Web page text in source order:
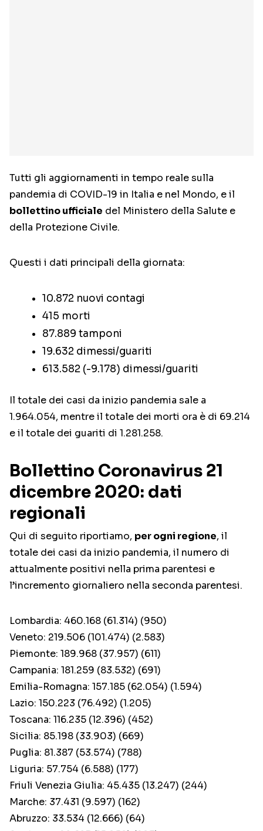
Tutti gli aggiornamenti in tempo reale sulla
pandemia di COVID-19 in Italia e nel Mondo, e il
bollettino ufficiale del Ministero della Salute e
della Protezione Civile.
Questi i dati principali della giornata:
10.872 nuovi contagi
415 morti
87.889 tamponi
19.632 dimessi/guariti
613.582 (-9.178) dimessi/guariti
Il totale dei casi da inizio pandemia sale a
1.964.054, mentre il totale dei morti ora è di 69.214
e il totale dei guariti di 1.281.258.
Bollettino Coronavirus 21
dicembre 2020: dati
regionali
Qui di seguito riportiamo, per ogni regione, il
totale dei casi da inizio pandemia, il numero di
attualmente positivi nella prima parentesi e
l’incremento giornaliero nella seconda parentesi.
Lombardia: 460.168 (61.314) (950)
Veneto: 219.506 (101.474) (2.583)
Piemonte: 189.968 (37.957) (611)
Campania: 181.259 (83.532) (691)
Emilia-Romagna: 157.185 (62.054) (1.594)
Lazio: 150.223 (76.492) (1.205)
Toscana: 116.235 (12.396) (452)
Sicilia: 85.198 (33.903) (669)
Puglia: 81.387 (53.574) (788)
Liguria: 57.754 (6.588) (177)
Friuli Venezia Giulia: 45.435 (13.247) (244)
Marche: 37.431 (9.597) (162)
Abruzzo: 33.534 (12.666) (64)